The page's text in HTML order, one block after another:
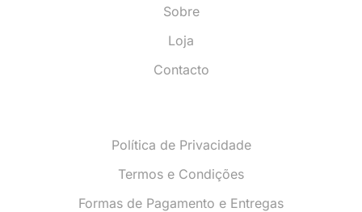
Sobre
Loja
Contacto
Política de Privacidade
Termos e Condições
Formas de Pagamento e Entregas